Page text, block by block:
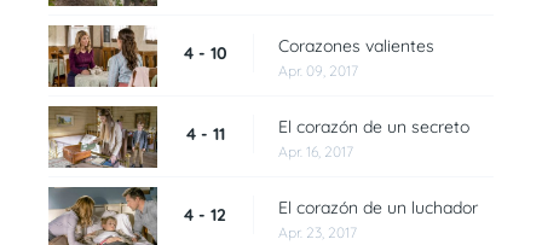
4 - 10 Corazones valientes
Apr. 09, 2017
4 - 11 El corazón de un secreto
Apr. 16, 2017
4 - 12 El corazón de un luchador
Apr. 23, 2017